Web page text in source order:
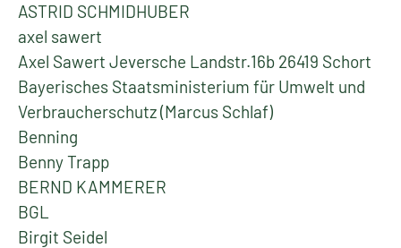
ASTRID SCHMIDHUBER
axel sawert
Axel Sawert Jeversche Landstr.16b 26419 Schort
Bayerisches Staatsministerium für Umwelt und
Verbraucherschutz (Marcus Schlaf)
Benning
Benny Trapp
BERND KAMMERER
BGL
Birgit Seidel